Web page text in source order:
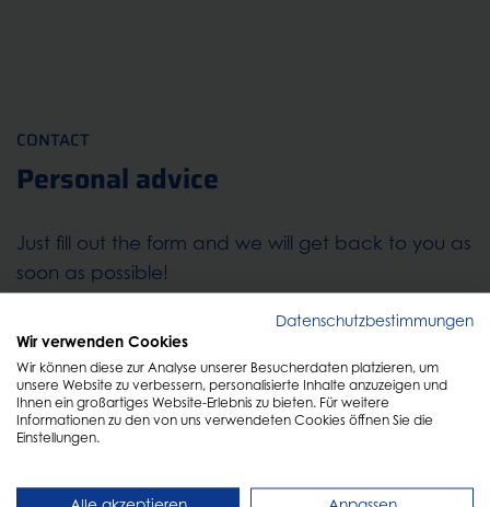
CONTACT
Personal advice
Just fill out the form and we will get back to you as
soon as possible!
Datenschutzbestimmungen
Wir verwenden Cookies
Wir können diese zur Analyse unserer Besucherdaten platzieren, um
unsere Website zu verbessern, personalisierte Inhalte anzuzeigen und
Ihnen ein großartiges Website-Erlebnis zu bieten. Für weitere
Informationen zu den von uns verwendeten Cookies öffnen Sie die
Einstellungen.